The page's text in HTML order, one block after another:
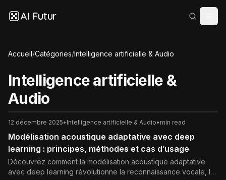
AI Futur
Accueil/Catégories/Intelligence artificielle & Audio
Intelligence artificielle &
Audio
12 décembre 2025• Intelligence artificielle & Audio• min read
Modélisation acoustique adaptative avec deep
learning : principes, méthodes et cas d’usage
Découvrez comment la modélisation acoustique adaptative
avec deep learning révolutionne la reconnaissance vocale, la